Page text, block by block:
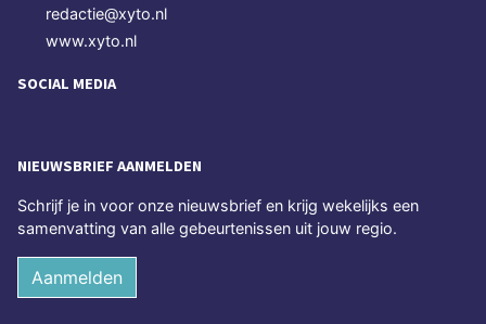
redactie@xyto.nl
www.xyto.nl
SOCIAL MEDIA
NIEUWSBRIEF AANMELDEN
Schrijf je in voor onze nieuwsbrief en krijg wekelijks een
samenvatting van alle gebeurtenissen uit jouw regio.
Aanmelden